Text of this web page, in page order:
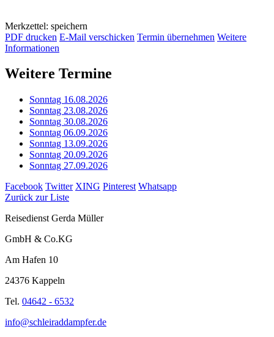
Merkzettel: speichern
PDF drucken E-Mail verschicken Termin übernehmen Weitere
Informationen
Weitere Termine
Sonntag 16.08.2026
Sonntag 23.08.2026
Sonntag 30.08.2026
Sonntag 06.09.2026
Sonntag 13.09.2026
Sonntag 20.09.2026
Sonntag 27.09.2026
Facebook Twitter XING Pinterest Whatsapp
Zurück zur Liste
Reisedienst Gerda Müller
GmbH & Co.KG
Am Hafen 10
24376 Kappeln
Tel. 04642 - 6532
info@schleiraddampfer.de